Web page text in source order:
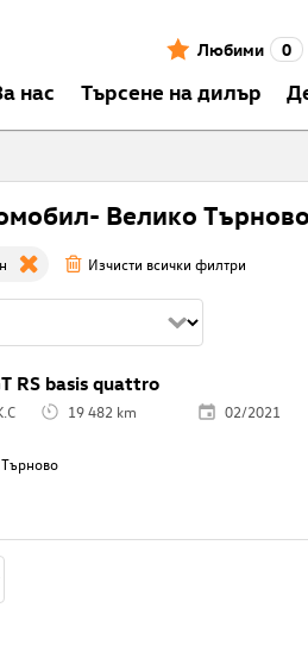
Любими 0
нас Търсене на дилър
Велико
Изчисти всички филтри
RS basis quattro
19 482 km
02/2021